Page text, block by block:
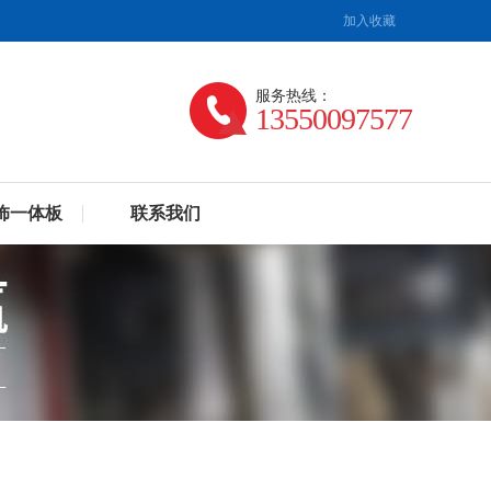
加入收藏
服务热线：
13550097577
一体板 联系我们